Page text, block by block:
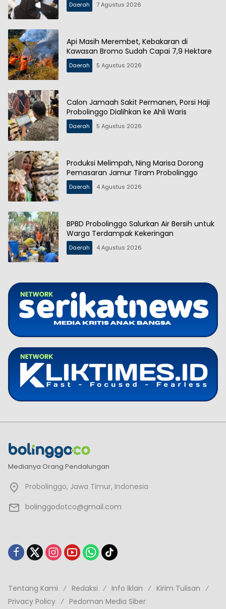
Daerah 7 Agustus 2026
Api Masih Merembet, Kebakaran di
Kawasan Bromo Sudah Capai 7,9 Hektare
Daerah 5 Agustus 2026
Calon Jamaah Sakit Permanen, Porsi Haji
Probolinggo Dialihkan ke Ahli Waris
Daerah 5 Agustus 2026
Produksi Melimpah, Ning Marisa Dorong
Pemasaran Jamur Tiram Probolinggo
Daerah 4 Agustus 2026
BPBD Probolinggo Salurkan Air Bersih untuk
Warga Terdampak Kekeringan
Daerah 4 Agustus 2026
Medianya Orang Pendalungan
Probolinggo, Jawa Timur, Indonesia
bolinggodotco@gmail.com
Tentang Kami Redaksi Info Iklan
Kirim Tulisan
Privacy Policy
Pedoman Media Siber